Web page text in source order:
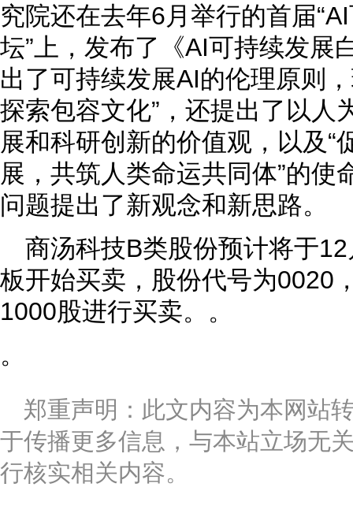
究院还在去年6月举行的首届
坛”上，发布了《AI可持续发展
出了可持续发展AI的伦理原则
探索包容文化”，还提出了以人
展和科研创新的价值观，以及“
展，共筑人类命运共同体”的使
问题提出了新观念和新思路。
商汤科技B类股份预计将于
板开始买卖，股份代号为0020
1000股进行买卖。。
。
郑重声明：此文内容为本网站
于传播更多信息，与本站立场无
行核实相关内容。